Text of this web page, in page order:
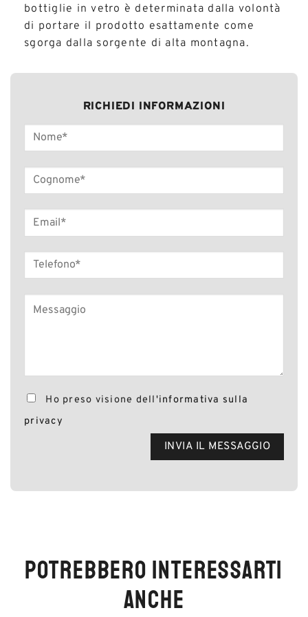
bottiglie in vetro è determinata dalla volontà
di portare il prodotto esattamente come
sgorga dalla sorgente di alta montagna.
RICHIEDI INFORMAZIONI
Ho preso visione dell'informativa sulla
privacy
POTREBBERO INTERESSARTI
ANCHE